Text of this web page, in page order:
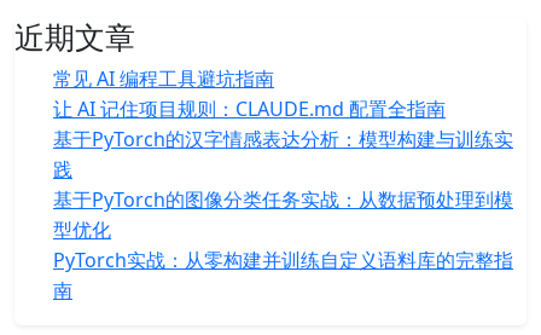
近期文章
常见 AI 编程工具避坑指南
让 AI 记住项目规则：CLAUDE.md 配置全指南
基于PyTorch的汉字情感表达分析：模型构建与训练实
践
基于PyTorch的图像分类任务实战：从数据预处理到模
型优化
PyTorch实战：从零构建并训练自定义语料库的完整指
南